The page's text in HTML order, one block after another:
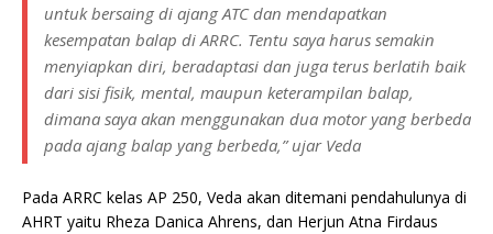
untuk bersaing di ajang ATC dan mendapatkan
kesempatan balap di ARRC. Tentu saya harus semakin
menyiapkan diri, beradaptasi dan juga terus berlatih baik
dari sisi fisik, mental, maupun keterampilan balap,
dimana saya akan menggunakan dua motor yang berbeda
pada ajang balap yang berbeda,” ujar Veda
Pada ARRC kelas AP 250, Veda akan ditemani pendahulunya di
AHRT yaitu Rheza Danica Ahrens, dan Herjun Atna Firdaus